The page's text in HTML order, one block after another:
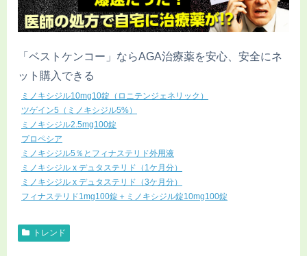
「ベストケンコー」ならAGA治療薬を安心、安全にネ
ット購入できる
ミノキシジル10mg10錠（ロニテンジェネリック）
ツゲイン5（ミノキシジル5%）
ミノキシジル2.5mg100錠
プロペシア
ミノキシジル5％とフィナステリド外用液
ミノキシジル x デュタステリド（1ケ月分）
ミノキシジル x デュタステリド（3ケ月分）
フィナステリド1mg100錠＋ミノキシジル錠10mg100錠
トレンド